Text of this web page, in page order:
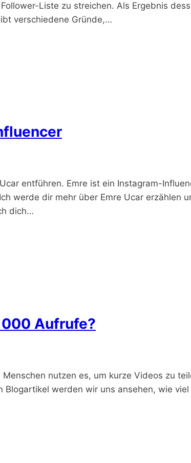
Liste zu streichen. Als Ergebnis
verschiedene Gründe,…
entführen. Emre ist ein Instagram-
werde dir mehr über Emre Ucar erzählen
dich…
Aufrufe?
nutzen es, um kurze Videos zu
werden wir uns ansehen, wie